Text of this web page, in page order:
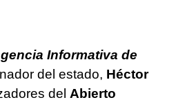
Informativa de
del estado, Héctor
del Abierto